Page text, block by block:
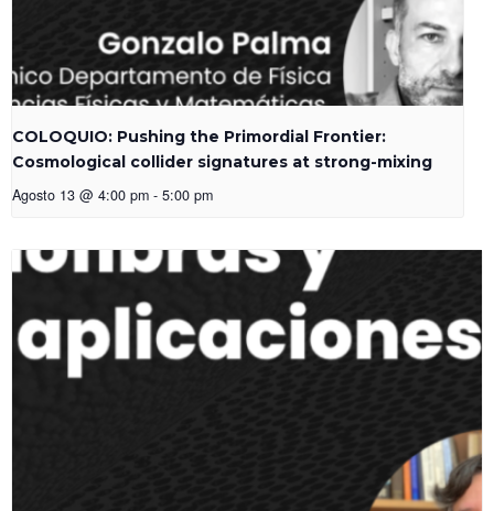
COLOQUIO: Pushing the Primordial Frontier:
Cosmological collider signatures at strong-mixing
Agosto 13 @ 4:00 pm - 5:00 pm